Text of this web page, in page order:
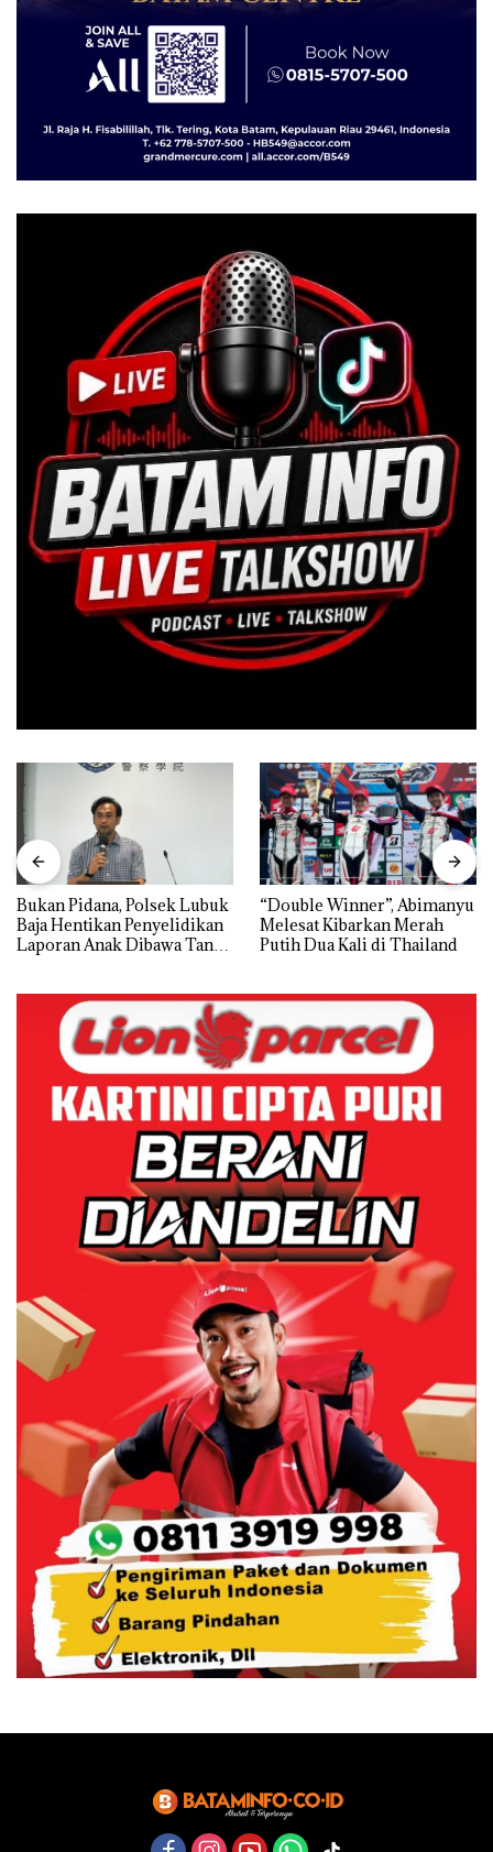
Bukan Pidana, Polsek Lubuk
Baja Hentikan Penyelidikan
Laporan Anak Dibawa Tanpa
“Double Winner”, Abimanyu
Melesat Kibarkan Merah
Putih Dua Kali di Thailand